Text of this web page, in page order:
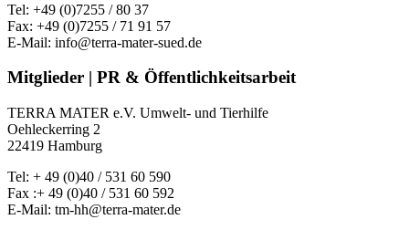
Tel: +49 (0)7255 / 80 37
Fax: +49 (0)7255 / 71 91 57
E-Mail: info@terra-mater-sued.de
Mitglieder | PR & Öffentlichkeitsarbeit
TERRA MATER e.V. Umwelt- und Tierhilfe
Oehleckerring 2
22419 Hamburg
Tel: + 49 (0)40 / 531 60 590
Fax :+ 49 (0)40 / 531 60 592
E-Mail: tm-hh@terra-mater.de